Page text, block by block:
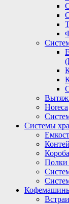
Horeca
Системы
Полки